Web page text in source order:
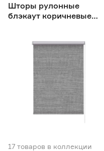
Шторы рулонные
блэкаут коричневые
17 товаров в коллекции